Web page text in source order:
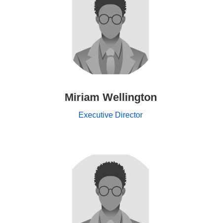
Miriam Wellington
Executive Director